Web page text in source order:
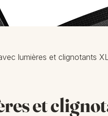
lumières et clignotants
et